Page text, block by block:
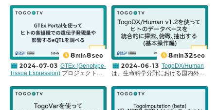
Request for contents creation
Staff
My page
20のデータベースに由来する65個の
属性を探索することができ、検索結
果を出力して他の解析環境に取り込
むことも可能です。今回は、
作編の続編として、希少疾患である
鰓耳腎症候群を例に､実際に鰓耳腎症
候群と関連が報告されている遺伝子
群の特徴をもとに、複数のデータベ
ースの情報を組み合わせて他の関連
遺伝子候補をTogoDX/Humanを使っ
について紹介します。
した情報をワンストップに探索でき
るウェブサービスです。
発法人科学技術振興機構 情報基盤事
業部 NBDC事業推進室と大学共同利
用機関法人 情報・システム研究機構
データサイエンス共同利用基盤施設
ライフサイエンス統合データベース
センター (DBCLS)が共同開発してい
ます。ヒトに関する遺伝子、タンパ
ク質、化合物、疾患など様々なカテ
20のデータベースに由来する65個の
属性を探索することができ、検索結
果を出力して他の解析環境に取り込
「Snowflakeで実現するAll-in-One
Bioinformatics Platform」をお送りし
ます。本講演では、クラウド上でデ
ータ解析を行えるプラットフォーム
であるSnowflakeについて紹介して
おり、Snowflakeを用いたインシリ
コ創薬、疾患バリアント解析、シン
グルセルRNA-Seqについてデモを行
っています。 この講演動画は、
Bio”Pack”athon（バイオパッカソ
Bio”Pack”athonでは、以下のような
活動をしています。
8min8sec
2024-07-03 GTEx (Genotype-
Tissue Expression) プロジェクトは
をはじめとする南北米および欧州の
複数の研究機関からなる国際コンソ
ーシアムによる、ヒトの体組織ご
8min32sec
2024-06-13 TogoDX/Human
は、生命科学分野における国内外の
した情報をワンストップに探索でき
るウェブサービスです。